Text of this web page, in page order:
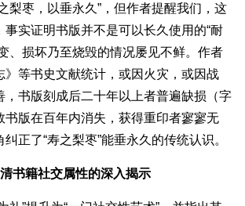
枣，以垂永久”，但作者提醒我们，这
事实证明书版并不是可以长久使用的“耐
、损坏乃至烧毁的情况屡见不鲜。作者
》等书史文献统计，或因火灾，或因战
，书版刻成后二十年以上者普遍缺损（字
书版在百年内消失，获得重印者寥寥无
正了“寿之梨枣”能垂永久的传统认识。
书籍社交属性的深入揭示